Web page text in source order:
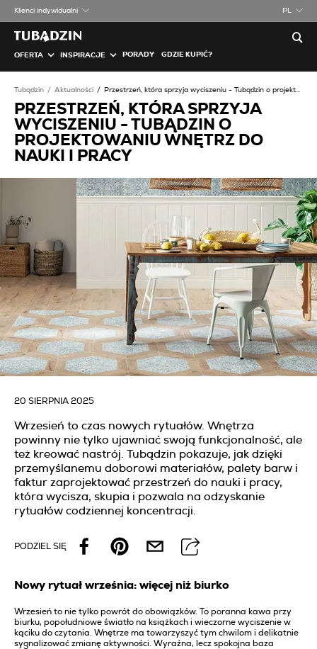
Klienci indywidualni PL
OFERTA INSPIRACJE PORADY GDZIE KUPIĆ?
Tubądzin Aktualności Przestrzeń, która sprzyja wyciszeniu - Tubądzin o projektowaniu wnętrz do nauki i pracy
PRZESTRZEŃ, KTÓRA SPRZYJA
WYCISZENIU - TUBĄDZIN O
PROJEKTOWANIU WNĘTRZ DO
NAUKI I PRACY
20 SIERPNIA 2025
Wrzesień to czas nowych rytuałów. Wnętrza
powinny nie tylko ujawniać swoją funkcjonalność, ale
też kreować nastrój. Tubądzin pokazuje, jak dzięki
przemyślanemu doborowi materiałów, palety barw i
faktur zaprojektować przestrzeń do nauki i pracy,
która wycisza, skupia i pozwala na odzyskanie
rytuałów codziennej koncentracji.
PODZIEL SIĘ
Nowy rytuał września: więcej niż biurko
Wrzesień to nie tylko powrót do obowiązków. To poranna kawa przy
biurku, popołudniowe światło na książkach i wieczorne wyciszenie w
kąciku do czytania. Wnętrze ma towarzyszyć tym chwilom i delikatnie
sygnalizować zmianę aktywności. Wyraźna, lecz spokojna baza